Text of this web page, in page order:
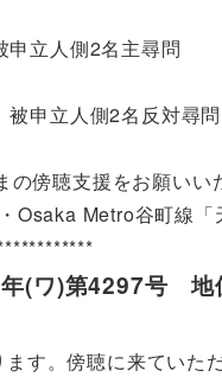
立人側2名主尋問
申立人側2名反対尋問
傍聴支援をお願いい
Metro谷町線「
(ワ)第4297号 地
す。傍聴に来ていた